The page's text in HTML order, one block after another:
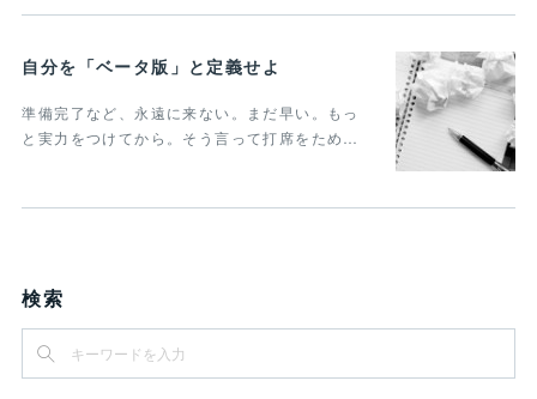
自分を「ベータ版」と定義せよ
準備完了など、永遠に来ない。まだ早い。もっ
と実力をつけてから。そう言って打席をため…
検索